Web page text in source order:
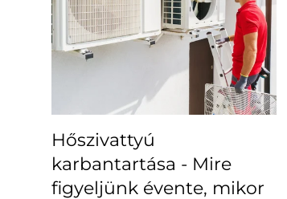
Hőszivattyú
karbantartása - Mire
figyeljünk évente, mikor